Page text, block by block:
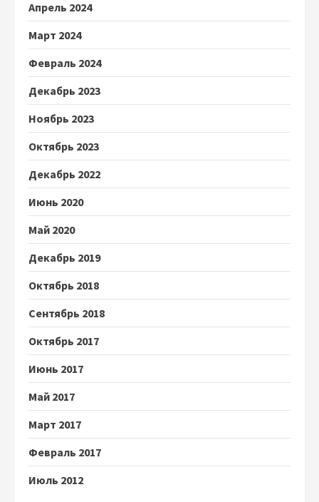
Апрель 2024
Март 2024
Февраль 2024
Декабрь 2023
Ноябрь 2023
Октябрь 2023
Декабрь 2022
Июнь 2020
Май 2020
Декабрь 2019
Октябрь 2018
Сентябрь 2018
Октябрь 2017
Июнь 2017
Май 2017
Март 2017
Февраль 2017
Июль 2012